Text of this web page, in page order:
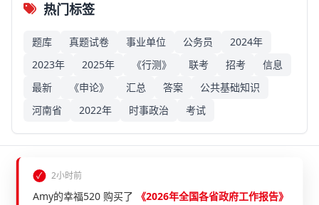
热门标签
题库 真题试卷 事业单位 公务员
2024年
2023年
2025年 《行测》 联考 招考
信息
最新
《申论》 汇总 答案
公共基础知识
河南省
2022年 时事政治 考试
SSL 安全连接
✓ 2小时前
Amy的幸福520 购买了 《2026年全国各省政府工作报告》